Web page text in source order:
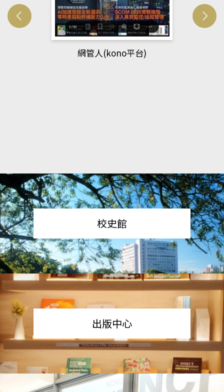
網管人(kono平台)
校史館
出版中心